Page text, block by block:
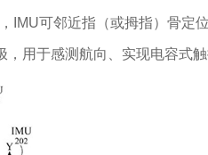
可邻近指（或拇指）骨定
用于感测航向、实现电容式触